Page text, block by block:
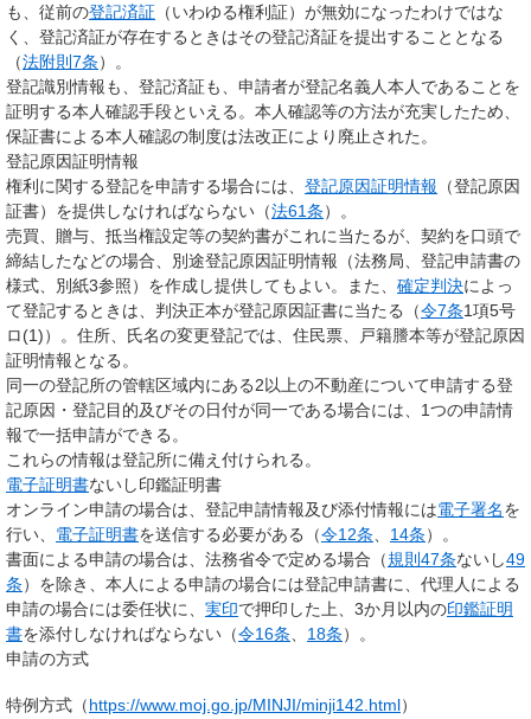
も、従前の登記済証 （いわゆる権利証）が無効になったわけではな
く、登記済証が存在するときはその登記済証を提出することとなる
（法附則7条）。
登記識別情報も、登記済証も、申請者が登記名義人本人であることを
証明する本人確認手段といえる。本人確認等の方法が充実したため、
保証書による本人確認の制度は法改正により廃止された。
登記原因証明情報
権利に関する登記を申請する場合には、 登記原因証明情報 （登記原因
証書）を提供しなければならない（法61条）。
売買、贈与、抵当権設定等の契約書がこれに当たるが、契約を口頭で
締結したなどの場合、別途登記原因証明情報（法務局、登記申請書の
様式、別紙3参照）を作成し提供してもよい。また、 確定判決によっ
て登記するときは、判決正本が登記原因証書に当たる（令7条1項5号
ロ(1)）。住所、氏名の変更登記では、住民票、戸籍謄本等が登記原因
証明情報となる。
同一の登記所の管轄区域内にある2以上の不動産について申請する登
記原因・登記目的及びその日付が同一である場合には、1つの申請情
報で一括申請ができる。
これらの情報は登記所に備え付けられる。
電子証明書ないし印鑑証明書
オンライン申請の場合は、登記申請情報及び添付情報には電子署名を
行い、 電子証明書を送信する必要がある（令12条 14条）。
書面による申請の場合は、法務省令で定める場合（規則47条ないし49
条）を除き、本人による申請の場合には登記申請書に、代理人による
申請の場合には委任状に、 実印で押印した上、3か月以内の印鑑証明
書を添付しなければならない（令16条 18条）。
申請の方式
特例方式（https://www.moj.go.jp/MINJI/minji142.html）